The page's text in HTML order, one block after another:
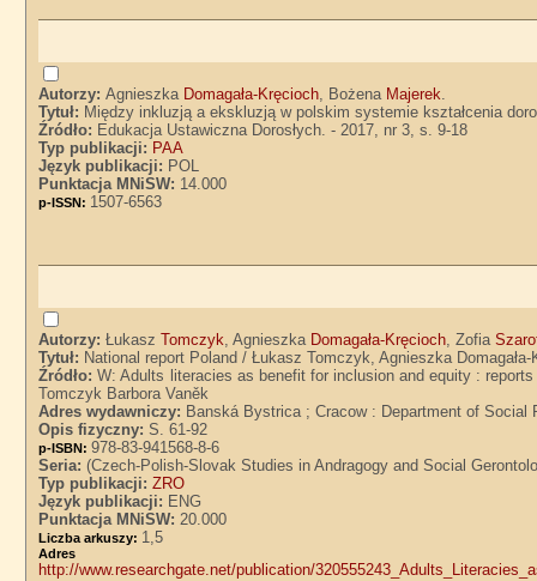
Autorzy:Agnieszka Domagała-Kręcioch, Bożena Majerek.
Tytuł: Między inkluzją a ekskluzją w polskim systemie kształcenia
Źródło: Edukacja Ustawiczna Dorosłych. - 2017, nr 3, s. 9-18
Typ publikacji: PAA
Język publikacji: POL
Punktacja MNiSW: 14.000
p-ISSN: 1507-6563
Autorzy:ŁukaszTomczyk, Agnieszka Domagała-Kręcioch, Zofia
Tytuł: National report Poland / Łukasz Tomczyk, Agnieszka
Źródło:W: Adults literacies as benefit for inclusion and equity :
Tomczyk Barbora Vaněk
Adres wydawniczy: Banská Bystrica ; Cracow : Department of Social
Opis fizyczny:S. 61-92
p-ISBN:978-83-941568-8-6
Seria:(Czech-Polish-Slovak Studies in Andragogy and Social
Typ publikacji:ZRO
Język publikacji: ENG
Punktacja MNiSW:20.000
Liczba arkuszy: 1,5
http://www.researchgate.net/publication/